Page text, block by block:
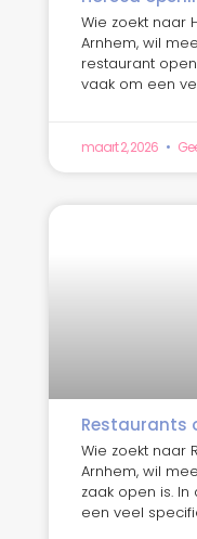
Wie zoekt naar
Arnhem, wil
restaurant
vaak om een
maart 2, 2026
Restaurants
Wie zoekt naar
Arnhem, wil
zaak open is.
een veel